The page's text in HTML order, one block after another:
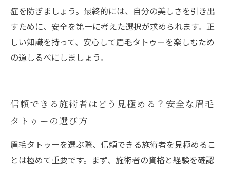
症を防ぎましょう。最終的には、自分の美しさを引き出
すために、安全を第一に考えた選択が求められます。正
しい知識を持って、安心して眉毛タトゥーを楽しむため
の道しるべにしましょう。
信頼できる施術者はどう見極める？安全な眉毛
タトゥーの選び方
眉毛タトゥーを選ぶ際、信頼できる施術者を見極めるこ
とは極めて重要です。まず、施術者の資格と経験を確認